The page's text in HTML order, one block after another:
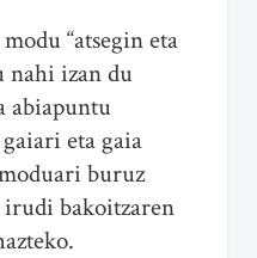
“atsegin eta
nahi izan du
abiapuntu
eta gaia
buruz
bakoitzaren